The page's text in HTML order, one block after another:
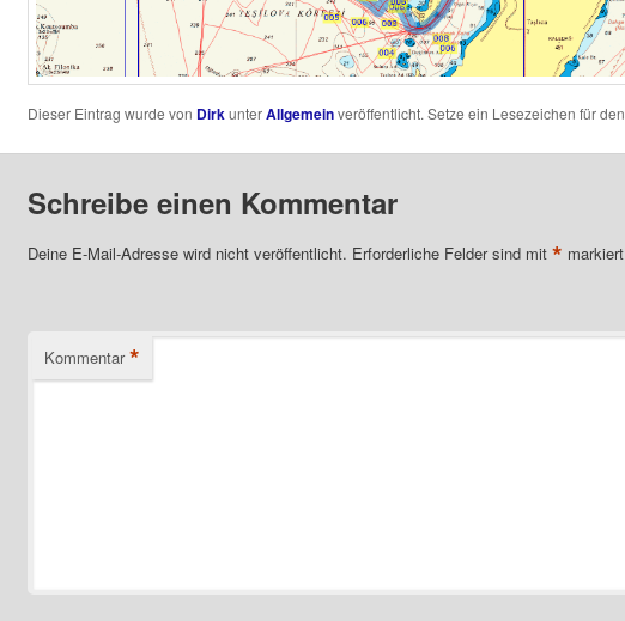
Dieser Eintrag wurde von DirkunterAllgemeinveröffentlicht. Setze ein Lesezeichen für den
Schreibe einen Kommentar
Deine E-Mail-Adresse wird nicht veröffentlicht. Erforderliche Felder sind mit * markiert
Kommentar *